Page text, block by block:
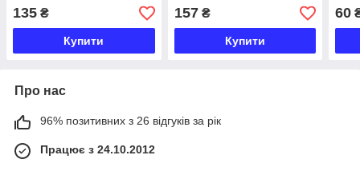
135 ₴
Купити
157₴
Купити
60
Про нас
96% позитивних з 26 відгуків за рік
Працює з 24.10.2012